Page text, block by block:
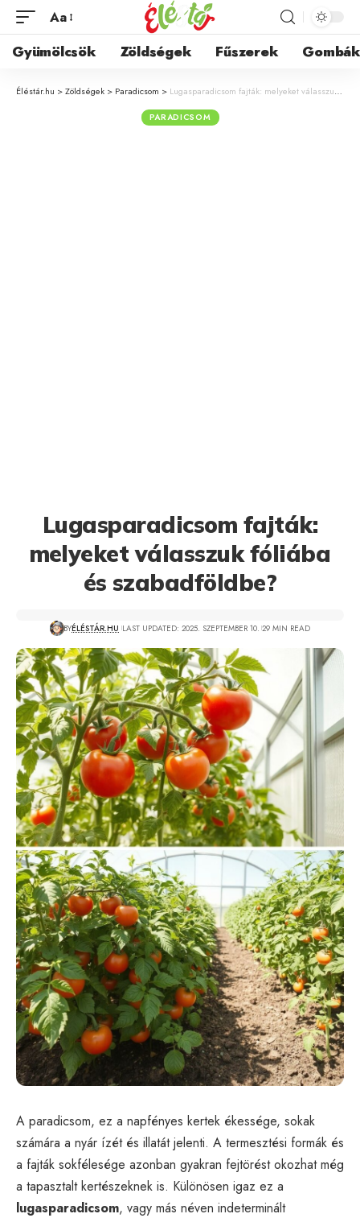
Aa
Gyümölcsök Zöldségek Fűszerek Gombák
Éléstár.hu >Zöldségek > Paradicsom > Lugasparadicsom fajták: melyeket válasszuk fóliába és szabadföldbe?
PARADICSOM
Lugasparadicsom fajták:
melyeket válasszuk fóliába
és szabadföldbe?
BYÉLÉSTÁR.HU LAST UPDATED: 2025. SZEPTEMBER 10. 29 MIN READ
A paradicsom, ez a napfényes kertek ékessége, sokak
számára a nyár ízét és illatát jelenti. A termesztési formák és
a fajták sokfélesége azonban gyakran fejtörést okozhat még
a tapasztalt kertészeknek is. Különösen igaz ez a
lugasparadicsom, vagy más néven indeterminált